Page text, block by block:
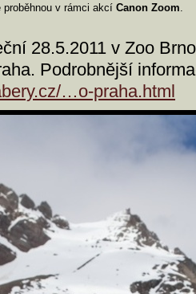
proběhnou v rámci akcí Canon Zoom
28.5.2011 v Zoo
Podrobnější
…o-praha.html